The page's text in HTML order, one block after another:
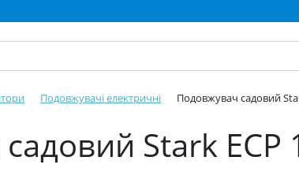
Подовжувачі електричні Подовжувач садовий
Stark ECP